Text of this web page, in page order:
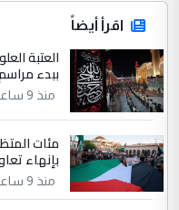
اقرأ أيضاً
العتبة
ببدء
منذ 9 ساعة
مئات
بإنهاء
منذ 9 ساعة